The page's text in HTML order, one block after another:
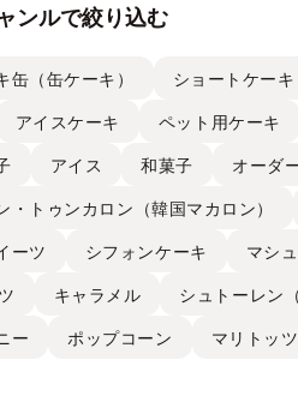
ンルで絞り込む
缶（缶ケーキ） ショートケー
アイスケーキ ペット用ケーキ
アイス 和菓子 オーダ
・トゥンカロン（韓国マカロン）
ーツ シフォンケーキ マシ
キャラメル シュトーレン
ー ポップコーン マリトッ